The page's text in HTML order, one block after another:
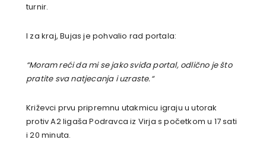
turnir.
I za kraj, Bujas je pohvalio rad portala:
“Moram reći da mi se jako sviđa portal, odlično je što
pratite sva natjecanja i uzraste.“
Križevci prvu pripremnu utakmicu igraju u utorak
protiv A2 ligaša Podravca iz Virja s početkom u 17 sati
i 20 minuta.